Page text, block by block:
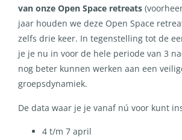
van onze Open Space retreats
jaar houden we deze Open Space
zelfs drie keer. In tegenstelling tot de
je je nu in voor de hele periode van 3
nog beter kunnen werken aan een
groepsdynamiek.
De data waar je je vanaf nú voor kunt
4 t/m 7 april